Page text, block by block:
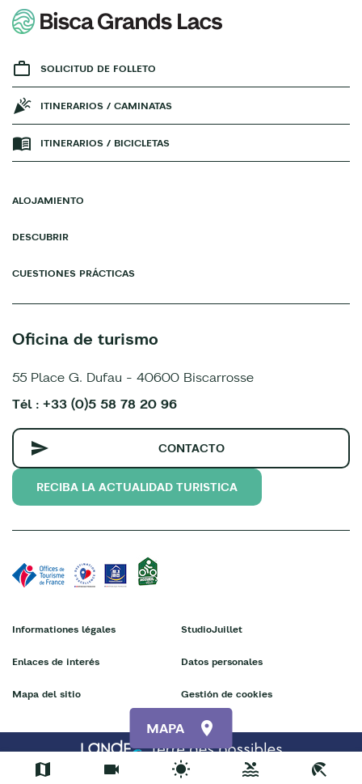
MAPA
SOLICITUD DE FOLLETO
ITINERARIOS / CAMINATAS
ITINERARIOS / BICICLETAS
ALOJAMIENTO
DESCUBRIR
CUESTIONES PRÁCTICAS
Oficina de turismo
55 Place G. Dufau - 40600 Biscarrosse
Tél : +33 (0)5 58 78 20 96
CONTACTO
RECIBA LA ACTUALIDAD TURISTICA
Informationes légales
Enlaces de interés
Mapa del sitio
StudioJuillet
Datos personales
Gestión de cookies